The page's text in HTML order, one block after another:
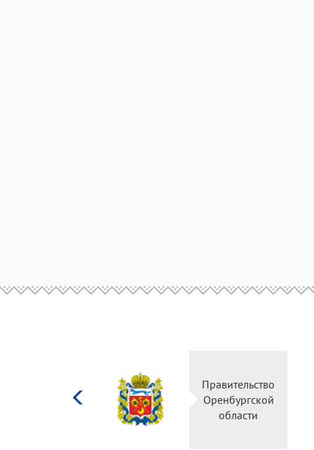
культуры
Российской
Правительство
Оренбургской
области